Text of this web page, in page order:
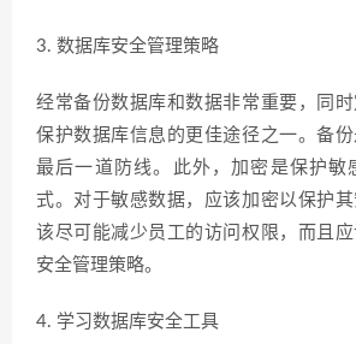
3. 数据库安全管理策略
经常备份数据库和数据非常重要，同
保护数据库信息的更佳途径之一。备
最后一道防线。此外，加密是保护敏
式。对于敏感数据，应该加密以保护
该尽可能减少员工的访问权限，而且
安全管理策略。
4. 学习数据库安全工具